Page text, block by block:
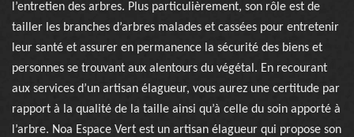
l’entretien des arbres. Plus particulièrement, son rôle est de
tailler les branches d’arbres malades et cassées pour entretenir
leur santé et assurer en permanence la sécurité des biens et
personnes se trouvant aux alentours du végétal. En recourant
aux services d’un artisan élagueur, vous aurez une certitude par
rapport à la qualité de la taille ainsi qu’à celle du soin apporté à
l’arbre. Noa Espace Vert est un artisan élagueur qui propose son